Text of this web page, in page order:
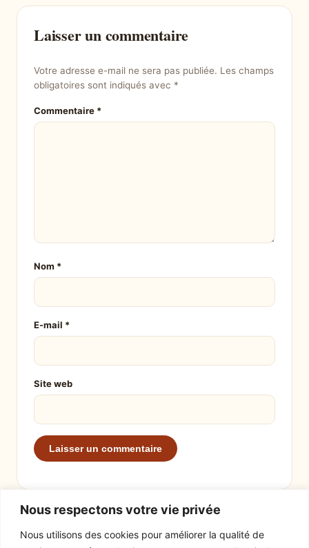
Nous respectons votre vie privée
Nous utilisons des cookies pour améliorer la qualité de
Laisser un commentaire
Votre adresse e-mail ne sera pas publiée. Les champs
obligatoires sont indiqués avec *
Commentaire *
Nom *
E-mail *
Site web